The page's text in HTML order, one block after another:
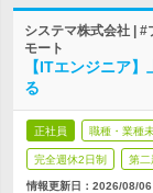
システマ株式会社 |
モート
【ITエンジニア
る
正社員 職種・業種
完全週休2日制 第二
情報更新日：2026/08/06